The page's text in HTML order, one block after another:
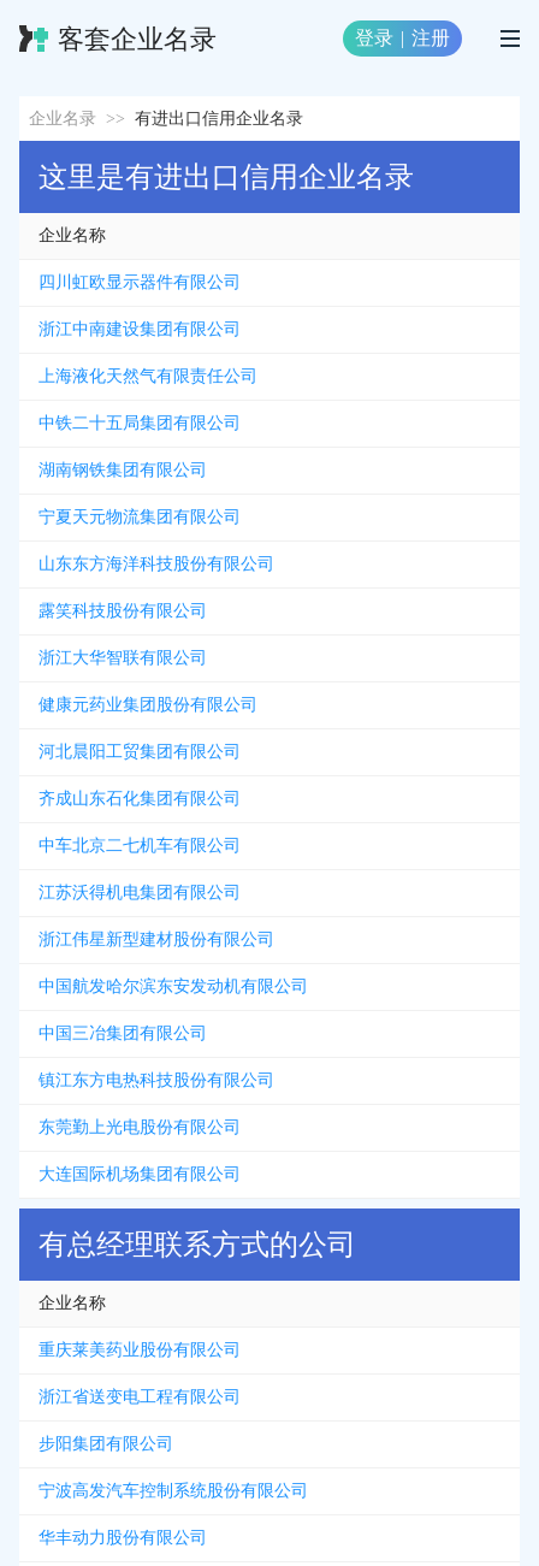
客套企业名录 登录 | 注册
企业名录 >> 有进出口信用企业名录
这里是有进出口信用企业名录
企业名称
四川虹欧显示器件有限公司
浙江中南建设集团有限公司
上海液化天然气有限责任公司
中铁二十五局集团有限公司
湖南钢铁集团有限公司
宁夏天元物流集团有限公司
山东东方海洋科技股份有限公司
露笑科技股份有限公司
浙江大华智联有限公司
健康元药业集团股份有限公司
河北晨阳工贸集团有限公司
齐成山东石化集团有限公司
中车北京二七机车有限公司
江苏沃得机电集团有限公司
浙江伟星新型建材股份有限公司
中国航发哈尔滨东安发动机有限公司
中国三冶集团有限公司
镇江东方电热科技股份有限公司
东莞勤上光电股份有限公司
大连国际机场集团有限公司
有总经理联系方式的公司
企业名称
重庆莱美药业股份有限公司
浙江省送变电工程有限公司
步阳集团有限公司
宁波高发汽车控制系统股份有限公司
华丰动力股份有限公司